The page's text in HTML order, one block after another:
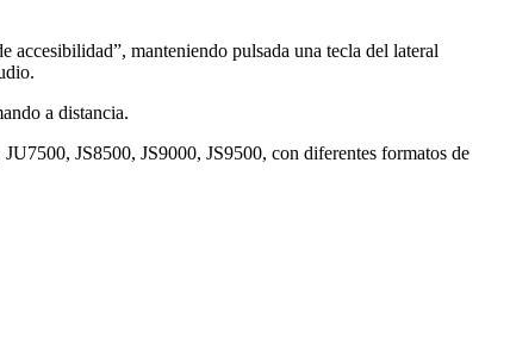
manteniendo pulsada una tecla del lateral
a distancia.
JS8500, JS9000, JS9500, con diferentes formatos de